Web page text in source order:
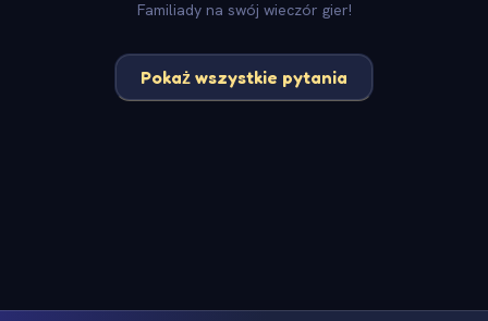
Familiady na swój wieczór gier!
Pokaż wszystkie pytania